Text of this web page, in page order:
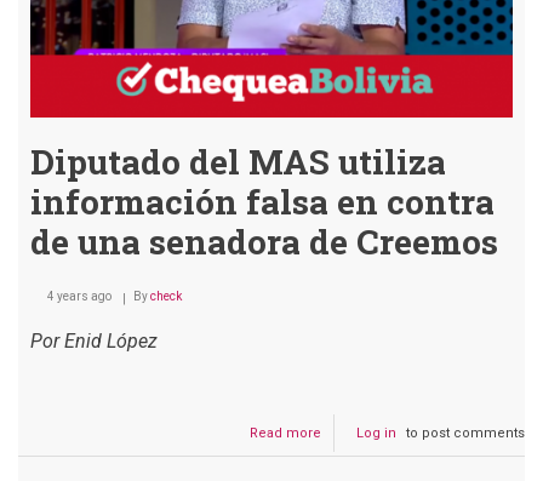
en
Diputado del MAS utiliza
información falsa en contra
de una senadora de Creemos
4 years ago Bycheck
Por Enid López
Read more
Diputado
Log in to post comments